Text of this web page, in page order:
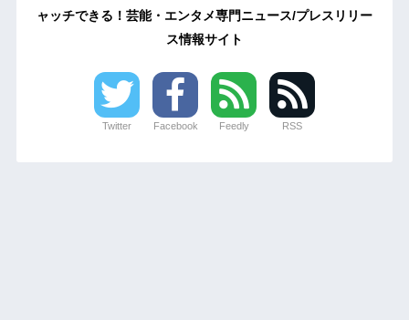
ャッチできる！芸能・エンタメ専門ニュース/プレスリリー
ス情報サイト
Twitter Facebook Feedly RSS